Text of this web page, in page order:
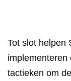
Tot slot helpen
implementeren
tactieken om